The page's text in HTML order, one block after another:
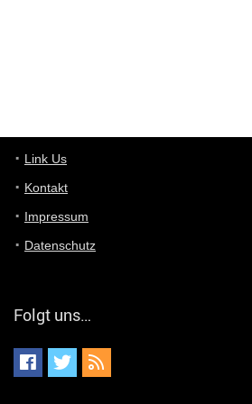
Günni
alternativ Email senden an
Link Us
Kontakt
Impressum
Datenschutz
Folgt uns…